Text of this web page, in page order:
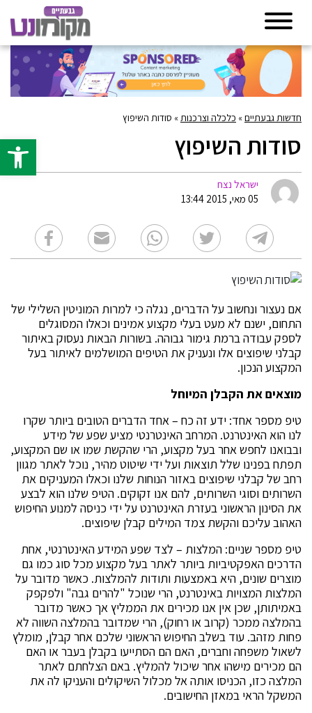
פתח
חדשות גבעתיים» כלכלה וצרכנות » סודות השיפוץ
סודות השיפוץ
ישראל נצח
05 מאי, 2015 13:44
אם נעצור ונחשוב על הדברים, נגלה כי למרות המוניטין השלילי של
התחום, ישנם לא מעט בעלי מקצוע אמינים וכאלו המסוגלים
לספק עבודה ברמת גימור גבוהה. בשורות הבאות נעסוק באיתור
קבלני שיפוצים אלו ונעניק את הטיפים המושלמים לאיתור בעל
המקצוע הנכון.
מוצאים את הקבלן המיוחל
טיפ מספר אחד: ידע זה כח – אחד הדברים הטובים ביותר שקרו
לנו הוא האינטרנט. המרחב האינטרנטי מציע שפע של מידע
ובבואנו לחפש אחר בעל מקצוע, הרי שהקשת שמו או שם המקצוע,
תפתח בפנינו שלל תוצאות ועל ידי שיטוט מהיר, נוכל לאתר מגוון
רחב של קבלני שיפוצים באזור הנוחות שלנו וכאלו המעניקים את
השרותים וסוגי השרותים, להם אנו זקוקים. הטיפ שלנו הוא לבצע
את הסינון הראשוני בעזרת האינטרנט על ידי כניסה למנוע החיפוש
האהוב עליכם והקשת צמד המילים קבלן שיפוצים.
טיפ מספר שניים: המלצות – לצד שפע המידע האינטרנטי, אחת
הדרכים האפקטיביות ביותר לאתר בעל מקצוע מכל סוג כמו גם
מוצרים שונים, היא באמצעות ותודות להמלצות. כאשר מדובר על
המלצות המצויות באינטרנט, הרי שנוכל "להרים גבה" ולפקפק
באמיתותן, שכן אין אנו מכירים את הממליץ אך כאשר מדובר
בהמלצה ממכר (קרוב או רחוק), הרי שמדובר בהמלצה השווה לא
פחות מזהב. עוד בשלב החיפוש הראשוני שלכם אחר קבלן, מומלץ
לשאול משפחה וחברים, האם הם הסתייעו בקבלן בעבר או האם
הם מכירים מישהו אחר שיכול להמליץ. באם הצלחתם לאתר
המלצה כזו, הכניסו אותה אל מכלול השיקולים והעניקו לה את
המשקל הראי במאזן החישובים.